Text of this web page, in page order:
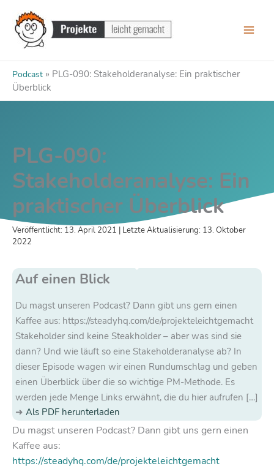
Inhalt
springen
Podcast » PLG-090: Stakeholderanalyse: Ein praktischer
Überblick
PLG-090:
Stakeholderanalyse: Ein
praktischer Überblick
Veröffentlicht: 13. April 2021 | Letzte Aktualisierung: 13. Oktober
2022
Auf einen Blick
Du magst unseren Podcast? Dann gibt uns gern einen
Kaffee aus: https://steadyhq.com/de/projekteleichtgemacht
Stakeholder sind keine Steakholder – aber was sind sie
dann? Und wie läuft so eine Stakeholderanalyse ab? In
dieser Episode wagen wir einen Rundumschlag und geben
einen Überblick über die so wichtige PM-Methode. Es
werden jede Menge Links erwähnt, die du hier aufrufen […]
Als PDF herunterladen
Du magst unseren Podcast? Dann gibt uns gern einen
Kaffee aus:
https://steadyhq.com/de/projekteleichtgemacht